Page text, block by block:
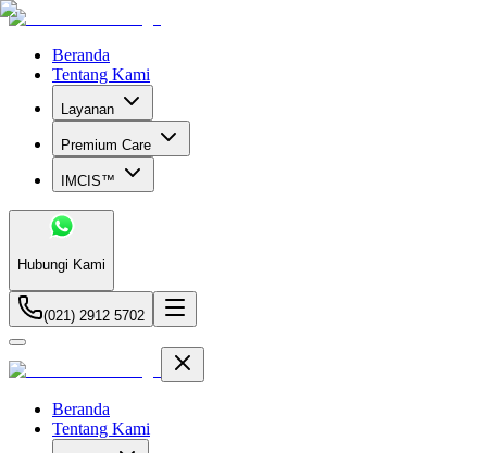
Beranda
Tentang Kami
Layanan
Premium Care
IMCIS™
Hubungi Kami
(021) 2912 5702
Beranda
Tentang Kami